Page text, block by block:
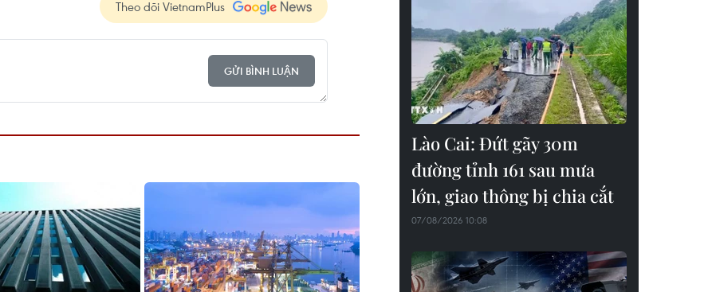
Theo dõi VietnamPlus
GỬI BÌNH LUẬN
Lào Cai: Đứt gãy 30m
đường tỉnh 161 sau mưa
lớn, giao thông bị chia cắt
07/08/2026 10:08